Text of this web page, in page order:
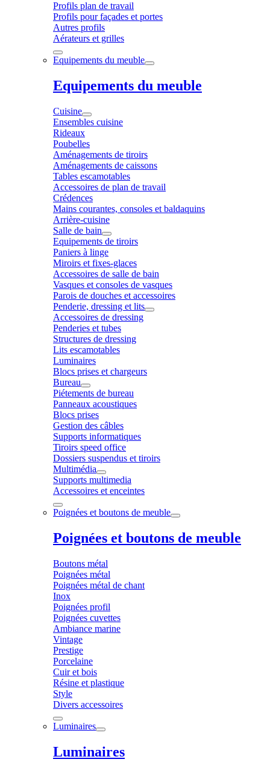
Profils plan de travail
Profils pour façades et portes
Autres profils
Aérateurs et grilles
Equipements du meuble
Equipements du meuble
Cuisine
Ensembles cuisine
Rideaux
Poubelles
Aménagements de tiroirs
Aménagements de caissons
Tables escamotables
Accessoires de plan de travail
Crédences
Mains courantes, consoles et baldaquins
Arrière-cuisine
Salle de bain
Equipements de tiroirs
Paniers à linge
Miroirs et fixes-glaces
Accessoires de salle de bain
Vasques et consoles de vasques
Parois de douches et accessoires
Penderie, dressing et lits
Accessoires de dressing
Penderies et tubes
Structures de dressing
Lits escamotables
Luminaires
Blocs prises et chargeurs
Bureau
Piétements de bureau
Panneaux acoustiques
Blocs prises
Gestion des câbles
Supports informatiques
Tiroirs speed office
Dossiers suspendus et tiroirs
Multimédia
Supports multimedia
Accessoires et enceintes
Poignées et boutons de meuble
Poignées et boutons de meuble
Boutons métal
Poignées métal
Poignées métal de chant
Inox
Poignées profil
Poignées cuvettes
Ambiance marine
Vintage
Prestige
Porcelaine
Cuir et bois
Résine et plastique
Style
Divers accessoires
Luminaires
Luminaires